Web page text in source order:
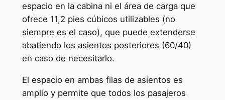
espacio en la cabina ni el área de carga que
ofrece 11,2 pies cúbicos utilizables (no
siempre es el caso), que puede extenderse
abatiendo los asientos posteriores (60/40)
en caso de necesitarlo.
El espacio en ambas filas de asientos es
amplio y permite que todos los pasajeros